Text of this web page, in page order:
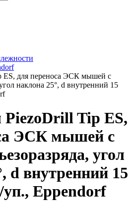
ES, для переноса ЭСК мышей с
наклона 25°, d внутренний 15
Tip ES,
ЭСК мышей с
угол
d внутренний 15
Eppendorf